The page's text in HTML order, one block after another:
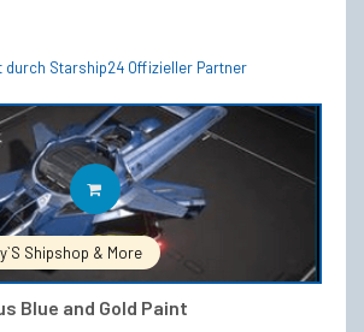
durch Starship24 Offizieller Partner
Shipshop & More
Blue and Gold Paint
IN DEN WARENKORB